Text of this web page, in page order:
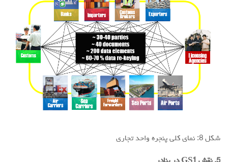
شكل 8: ‌نماي كلي پنجره واحد تجاري